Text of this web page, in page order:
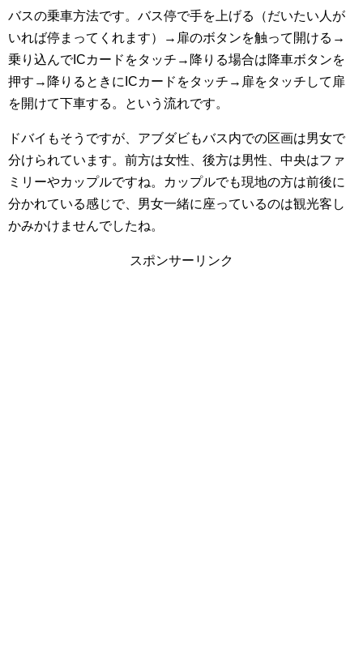
バスの乗車方法です。バス停で手を上げる（だいたい人が
いれば停まってくれます）→扉のボタンを触って開ける→
乗り込んでICカードをタッチ→降りる場合は降車ボタンを
押す→降りるときにICカードをタッチ→扉をタッチして扉
を開けて下車する。という流れです。
ドバイもそうですが、アブダビもバス内での区画は男女で
分けられています。前方は女性、後方は男性、中央はファ
ミリーやカップルですね。カップルでも現地の方は前後に
分かれている感じで、男女一緒に座っているのは観光客し
かみかけませんでしたね。
スポンサーリンク